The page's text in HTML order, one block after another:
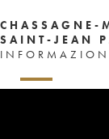
CHASSAGNE-
SAINT-JEAN